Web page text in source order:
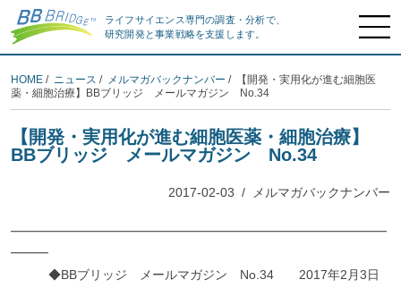
ライフサイエンス専門の調査・分析で、
研究開発と事業戦略を支援します。
HOME / ニュース / メルマガバックナンバー / 【開発・実用化が進む細胞医
薬・細胞治療】BBブリッジ メールマガジン No.34
【開発・実用化が進む細胞医薬・細胞治療】
BBブリッジ メールマガジン No.34
2017-02-03 / メルマガバックナンバー
━━━━━━━━━━━━━━━━━━━━━━━━━━━━━━
━━━
◆BBブリッジ メールマガジン No.34 2017年2月3日